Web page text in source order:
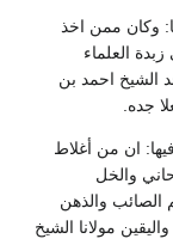
وكان ممن اخذ
العلماء
الشيخ احمد بن
جده.
ان من أغلاط
والخل
الصائب والذهن
مولانا الشيخ